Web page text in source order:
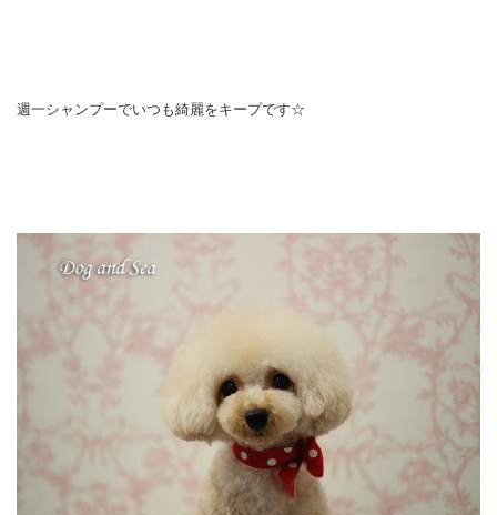
週一シャンプーでいつも綺麗をキープです☆